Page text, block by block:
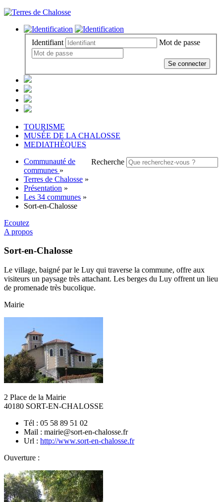
Identifiant Mot de passe
Se connecter
TOURISME
MUSÉE DE LA CHALOSSE
MEDIATHÈQUES
Recherche
Communauté de
communes »
Terres de Chalosse »
Présentation »
Les 34 communes »
Sort-en-Chalosse
Ecoutez
A propos
Sort-en-Chalosse
Le village, baigné par le Luy qui traverse la commune, offre aux
visiteurs un paysage très attachant. Les berges du Luy offrent un lieu
de promenade très bucolique.
Mairie
2 Place de la Mairie
40180 SORT-EN-CHALOSSE
Tél : 05 58 89 51 02
Mail : mairie@sort-en-chalosse.fr
Url : http://www.sort-en-chalosse.fr
Ouverture :